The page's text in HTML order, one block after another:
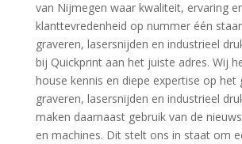
van Nijmegen waar kwaliteit, ervaring
klanttevredenheid op nummer één
graveren, lasersnijden en industrieel
bij Quickprint aan het juiste adres. Wij
house kennis en diepe expertise op het
graveren, lasersnijden en industrieel
maken daarnaast gebruik van de
en machines. Dit stelt ons in staat om